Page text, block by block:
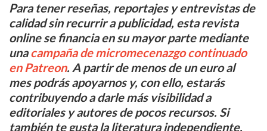
Para tener reseñas, reportajes y entrevistas de
calidad sin recurrir a publicidad, esta revista
online se financia en su mayor parte mediante
unacampaña de micromecenazgo continuado
en Patreon. A partir de menos de un euro al
mes podrás apoyarnos y, con ello, estarás
contribuyendo a darle más visibilidad a
editoriales y autores de pocos recursos. Si
también te gusta la literatura independiente,